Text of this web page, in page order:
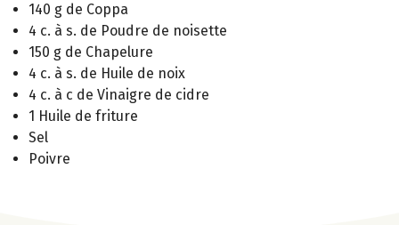
140 g de Coppa
4 c. à s. de Poudre de noisette
150 g de Chapelure
4 c. à s. de Huile de noix
4 c. à c de Vinaigre de cidre
1 Huile de friture
Sel
Poivre